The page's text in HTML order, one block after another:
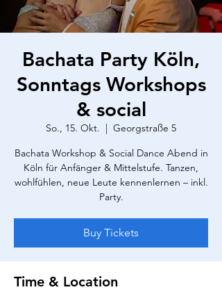
Bachata Party Köln,
Sonntags Workshops
& social
So., 15. Okt.
  |
Georgstraße 5
Bachata Workshop & Social Dance Abend in
Köln für Anfänger & Mittelstufe. Tanzen,
wohlfühlen, neue Leute kennenlernen – inkl.
Party.
Buy Tickets
Time & Location